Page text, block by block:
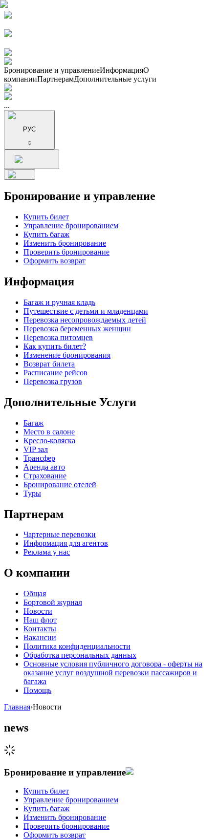
Бронирование и управлениеИнформацияО
компанииПартнерамДополнительные услуги
...
РУС
Бронирование и управление
Купить билет
Управление бронированием
Купить багаж
Изменить бронирование
Проверить бронирование
Оформить возврат
Информация
Багаж и ручная кладь
Путешествие с детьми и младенцами
Перевозка несопровождаемых детей
Перевозка беременных женщин
Перевозка питомцев
Как купить билет?
Изменение бронирования
Возврат билета
Расписание рейсов
Перевозка грузов
Дополнительные Услуги
Багаж
Место в салоне
Кресло-коляска
VIP зал
Трансфер
Аренда авто
Страхование
Бронирование отелей
Туры
Партнерам
Чартерные перевозки
Информация для агентов
Реклама у нас
О компании
Общая
Бортовой журнал
Новости
Наш флот
Контакты
Вакансии
Политика конфиденциальности
Обработка персональных данных
Основные условия публичного договора - оферты на
оказание услуг воздушной перевозки пассажиров и
багажа
Помощь
Главная›Новости
news
Бронирование и управление
Купить билет
Управление бронированием
Купить багаж
Изменить бронирование
Проверить бронирование
Оформить возврат